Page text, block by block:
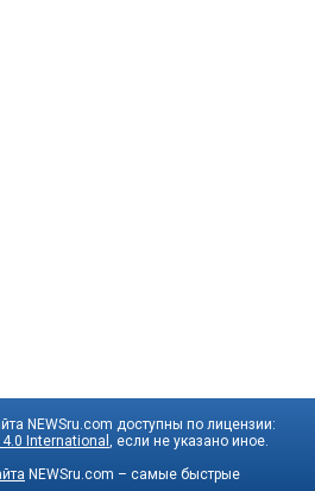
NEWSru.com доступны по лицензии:
International , если не указано иное.
NEWSru.com – самые быстрые